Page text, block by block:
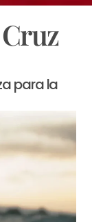
para la